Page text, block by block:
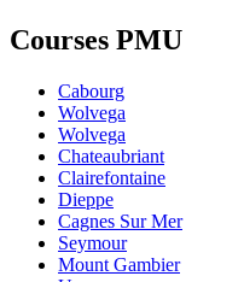
Courses PMU
Cabourg
Wolvega
Wolvega
Chateaubriant
Clairefontaine
Dieppe
Cagnes Sur Mer
Seymour
Mount Gambier